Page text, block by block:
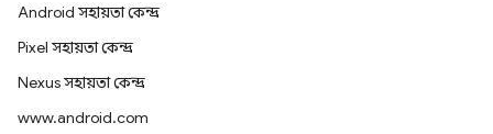
Android সহায়তা কেন্দ্র
Pixel সহায়তা কেন্দ্র
Nexus সহায়তা কেন্দ্র
www.android.com